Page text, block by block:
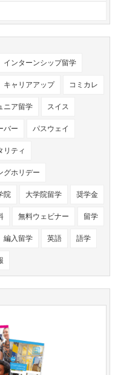
インターンシップ留学
キャリアアップ コミカレ
ニア留学 スイス
バー パスウェイ
リティ
グホリデー
院 大学院留学 奨学金
無料ウェビナー 留学
編入留学 英語 語学